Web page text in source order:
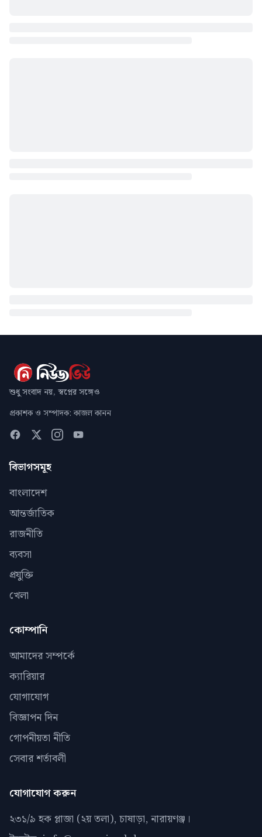
শুধু সংবাদ নয়, স্বপ্নের সঙ্গেও
প্রকাশক ও সম্পাদক: কাজল কানন
বিভাগসমূহ
বাংলাদেশ
আন্তর্জাতিক
রাজনীতি
ব্যবসা
প্রযুক্তি
খেলা
কোম্পানি
আমাদের সম্পর্কে
ক্যারিয়ার
যোগাযোগ
বিজ্ঞাপন দিন
গোপনীয়তা নীতি
সেবার শর্তাবলী
যোগাযোগ করুন
২৩১/৯ হক প্লাজা (২য় তলা), চাষাড়া, নারায়ণঞ্জ।